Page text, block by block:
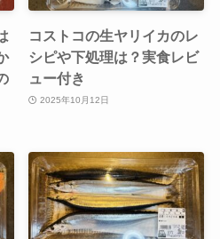
コストコの生ヤリイカのレ
シピや下処理は？実食レビ
ュー付き
2025年10月12日